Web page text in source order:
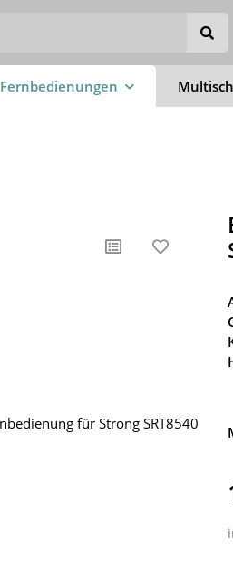
Fernbedienungen